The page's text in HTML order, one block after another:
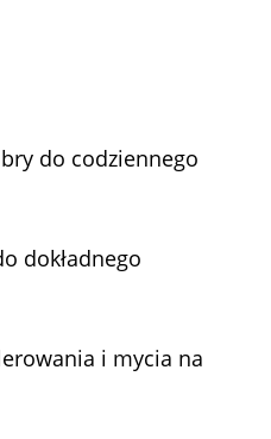
do codziennego
dokładnego
i mycia na